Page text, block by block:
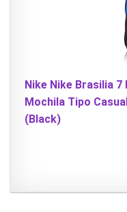
Nike Nike Brasilia 7
Mochila Tipo
(Black)